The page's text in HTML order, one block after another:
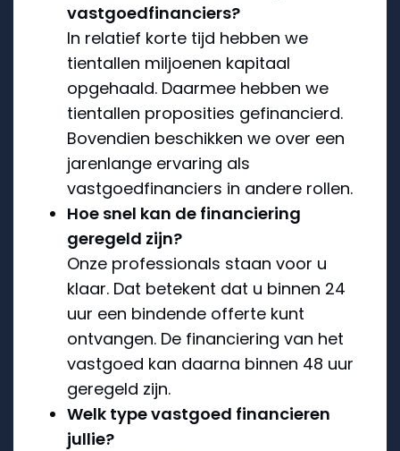
vastgoedfinanciers?
In relatief korte tijd hebben we
tientallen miljoenen kapitaal
opgehaald. Daarmee hebben we
tientallen proposities gefinancierd.
Bovendien beschikken we over een
jarenlange ervaring als
vastgoedfinanciers in andere rollen.
Hoe snel kan de financiering
geregeld zijn?
Onze professionals staan voor u
klaar. Dat betekent dat u binnen 24
uur een bindende offerte kunt
ontvangen. De financiering van het
vastgoed kan daarna binnen 48 uur
geregeld zijn.
Welk type vastgoed financieren
jullie?